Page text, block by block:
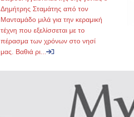
Δημήτρης Σταμάτης από τον
Μανταμάδο μιλά για την κεραμική
τέχνη που εξελίσσεται με το
πέρασμα των χρόνων στο νησί
μας. Βαθιά ρι...